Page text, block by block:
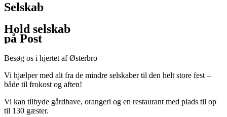
Selskab
Hold selskab
på Post
Besøg os i hjertet af Østerbro
Vi hjælper med alt fra de mindre selskaber til den helt store fest –
både til frokost og aften!
Vi kan tilbyde gårdhave, orangeri og en restaurant med plads til op
til 130 gæster.